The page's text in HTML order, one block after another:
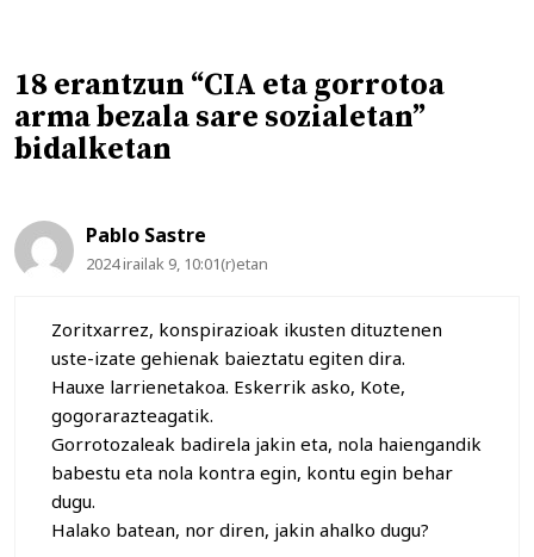
18 erantzun “CIA eta gorrotoa
arma bezala sare sozialetan”
bidalketan
Pablo Sastre
2024 irailak 9, 10:01(r)etan
Zoritxarrez, konspirazioak ikusten dituztenen
uste-izate gehienak baieztatu egiten dira.
Hauxe larrienetakoa. Eskerrik asko, Kote,
gogorarazteagatik.
Gorrotozaleak badirela jakin eta, nola haiengandik
babestu eta nola kontra egin, kontu egin behar
dugu.
Halako batean, nor diren, jakin ahalko dugu?